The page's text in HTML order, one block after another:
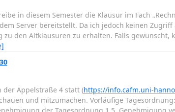
in diesem Semester die Klausur im Fach
Server bereitstellt. Da ich jedoch keinen Zugriff
den Altklausuren zu erhalten. Falls gewünscht,
der Appelstraße 4 statt (https://info.cafm.uni-
und mitzumachen. Vorläufige
der Tagesordnung 1.5. Genehmigung